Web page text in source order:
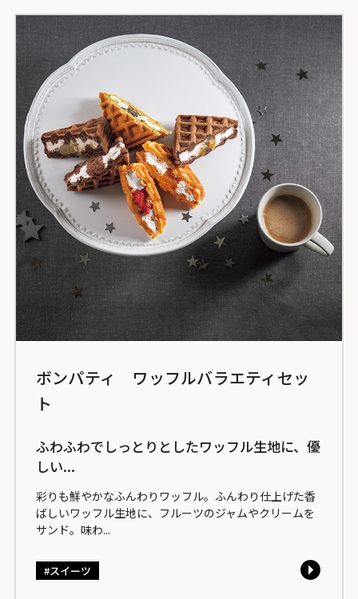
ボンパティ ワッフルバラエティセッ
ト
ふわふわでしっとりとしたワッフル生地に、優
しい...
彩りも鮮やかなふんわりワッフル。ふんわり仕上げた香
ばしいワッフル生地に、フルーツのジャムやクリームを
サンド。味わ...
スイーツ